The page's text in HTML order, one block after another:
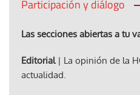
Participación y diálogo
Las secciones abiertas a tu
Editorial| La opinión de la
actualidad.